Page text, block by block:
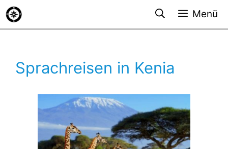
Zum
Inhalt
springen
Menü
Sprachreisen in Kenia